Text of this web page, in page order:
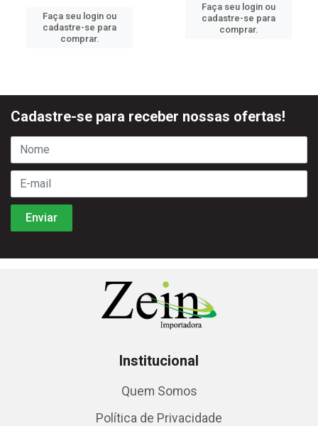
Faça seu login ou
cadastre-se para
comprar.
Faça seu login ou
cadastre-se para
comprar.
Cadastre-se para receber nossas ofertas!
Institucional
Quem Somos
Política de Privacidade